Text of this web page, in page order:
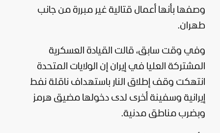
وصفها بأنها أعمال قتالية غير مبررة من جانب
طهران.
وفي وقت سابق، قالت القيادة العسكرية
المشتركة العليا في إيران إن الولايات المتحدة
انتهكت وقف إطلاق النار باستهداف ناقلة نفط
إيرانية وسفينة أخرى لدى دخولها مضيق هرمز
وبضرب مناطق مدنية.